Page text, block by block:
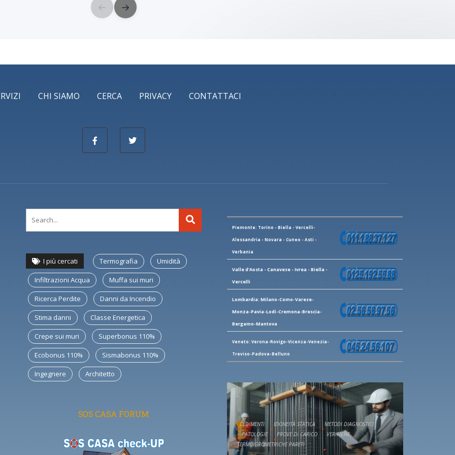
← →
CHI SIAMO CERCA PRIVACY CONTATTACI
I più cercati Termografia Umidità
Infiltrazioni Acqua Muffa sui muri
Ricerca Perdite Danni da Incendio
Stima danni Classe Energetica
Crepe sui muri Superbonus 110%
Ecobonus 110% Sismabonus 110%
Ingegnere Architetto
SOS CASA FORUM
Piemonte: Torino - Biella - Vercelli-
Alessandria - Novara - Cuneo - Asti -
Verbania
Valle d'Aosta - Canavese - Ivrea - Biella -
Vercelli
Lombardia: Milano-Como-Varese-
Monza-Pavia-Lodi-Cremona-Brescia-
Bergamo-Mantova
Veneto: Verona-Rovigo-Vicenza-Venezia-
Treviso-Padova-Belluno
CEDIMENTI IDONEITÀ STATICA
METODI DIAGNOSTICI
PATOLOGIE
PROVE DI CARICO
VERIFICHE
TERMOIGROMETRICHE PARETI